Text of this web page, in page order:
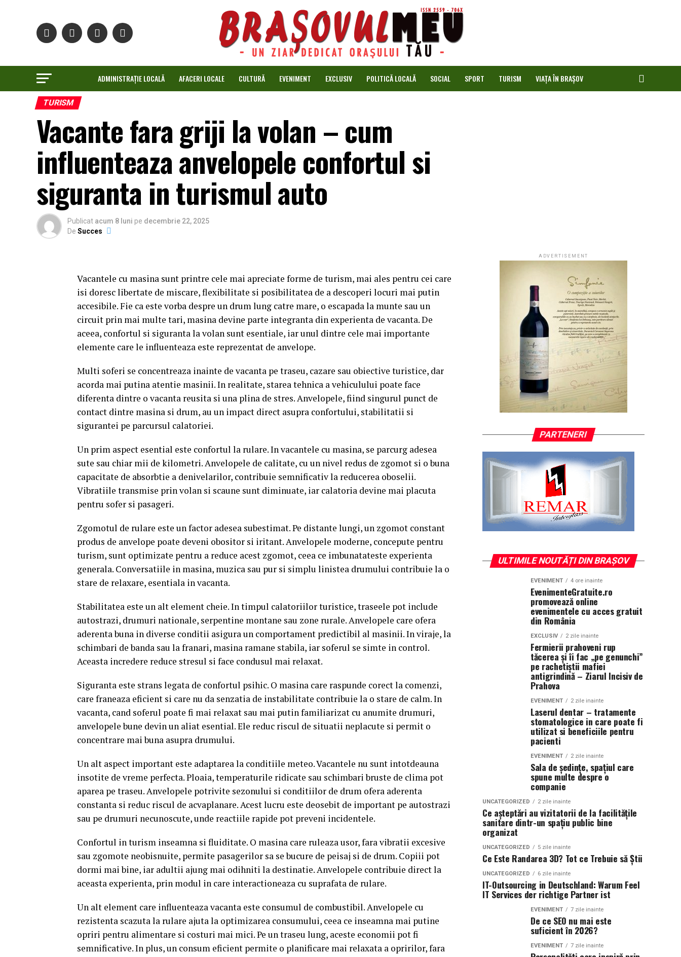
ADMINISTRAȚIE LOCALĂ AFACERI LOCALE CULTURĂ EVENIMENT EXCLUSIV POLITICĂ LOCALĂ SOCIAL SPORT TURISM VIAȚA ÎN BRAȘOV
TURISM
Vacante fara griji la volan – cum
influenteaza anvelopele confortul si
siguranta in turismul auto
Publicat acum 8 luni pe decembrie 22, 2025
De Succes
Vacantele cu masina sunt printre cele mai apreciate forme de turism, mai ales pentru cei care
isi doresc libertate de miscare, flexibilitate si posibilitatea de a descoperi locuri mai putin
accesibile. Fie ca este vorba despre un drum lung catre mare, o escapada la munte sau un
circuit prin mai multe tari, masina devine parte integranta din experienta de vacanta. De
aceea, confortul si siguranta la volan sunt esentiale, iar unul dintre cele mai importante
elemente care le influenteaza este reprezentat de anvelope.
Multi soferi se concentreaza inainte de vacanta pe traseu, cazare sau obiective turistice, dar
acorda mai putina atentie masinii. In realitate, starea tehnica a vehiculului poate face
diferenta dintre o vacanta reusita si una plina de stres. Anvelopele, fiind singurul punct de
contact dintre masina si drum, au un impact direct asupra confortului, stabilitatii si
sigurantei pe parcursul calatoriei.
Un prim aspect esential este confortul la rulare. In vacantele cu masina, se parcurg adesea
sute sau chiar mii de kilometri. Anvelopele de calitate, cu un nivel redus de zgomot si o buna
capacitate de absorbtie a denivelarilor, contribuie semnificativ la reducerea oboselii.
Vibratiile transmise prin volan si scaune sunt diminuate, iar calatoria devine mai placuta
pentru sofer si pasageri.
Zgomotul de rulare este un factor adesea subestimat. Pe distante lungi, un zgomot constant
produs de anvelope poate deveni obositor si iritant. Anvelopele moderne, concepute pentru
turism, sunt optimizate pentru a reduce acest zgomot, ceea ce imbunatateste experienta
generala. Conversatiile in masina, muzica sau pur si simplu linistea drumului contribuie la o
stare de relaxare, esentiala in vacanta.
Stabilitatea este un alt element cheie. In timpul calatoriilor turistice, traseele pot include
autostrazi, drumuri nationale, serpentine montane sau zone rurale. Anvelopele care ofera
aderenta buna in diverse conditii asigura un comportament predictibil al masinii. In viraje, la
schimbari de banda sau la franari, masina ramane stabila, iar soferul se simte in control.
Aceasta incredere reduce stresul si face condusul mai relaxat.
Siguranta este strans legata de confortul psihic. O masina care raspunde corect la comenzi,
care franeaza eficient si care nu da senzatia de instabilitate contribuie la o stare de calm. In
vacanta, cand soferul poate fi mai relaxat sau mai putin familiarizat cu anumite drumuri,
anvelopele bune devin un aliat esential. Ele reduc riscul de situatii neplacute si permit o
concentrare mai buna asupra drumului.
Un alt aspect important este adaptarea la conditiile meteo. Vacantele nu sunt intotdeauna
insotite de vreme perfecta. Ploaia, temperaturile ridicate sau schimbari bruste de clima pot
aparea pe traseu. Anvelopele potrivite sezonului si conditiilor de drum ofera aderenta
constanta si reduc riscul de acvaplanare. Acest lucru este deosebit de important pe autostrazi
sau pe drumuri necunoscute, unde reactiile rapide pot preveni incidentele.
Confortul in turism inseamna si fluiditate. O masina care ruleaza usor, fara vibratii excesive
sau zgomote neobisnuite, permite pasagerilor sa se bucure de peisaj si de drum. Copiii pot
dormi mai bine, iar adultii ajung mai odihniti la destinatie. Anvelopele contribuie direct la
aceasta experienta, prin modul in care interactioneaza cu suprafata de rulare.
Un alt element care influenteaza vacanta este consumul de combustibil. Anvelopele cu
rezistenta scazuta la rulare ajuta la optimizarea consumului, ceea ce inseamna mai putine
opriri pentru alimentare si costuri mai mici. Pe un traseu lung, aceste economii pot fi
semnificative. In plus, un consum eficient permite o planificare mai relaxata a opririlor, fara
ADVERTISEMENT
PARTENERI
ULTIMILE NOUTĂȚI DIN BRAȘOV
EVENIMENT 4 ore inainte
EvenimenteGratuite.ro
promovează online
evenimentele cu acces gratuit
din România
EXCLUSIV 2 zile inainte
Fermierii prahoveni rup
tăcerea și îi fac „pe genunchi”
pe rachetiștii mafiei
antigrindină – Ziarul Incisiv de
Prahova
EVENIMENT 2 zile inainte
Laserul dentar – tratamente
stomatologice in care poate fi
utilizat si beneficiile pentru
pacienti
EVENIMENT 2 zile inainte
Sala de ședințe, spațiul care
spune multe despre o
companie
UNCATEGORIZED 2 zile inainte
Ce așteptări au vizitatorii de la facilitățile
sanitare dintr-un spațiu public bine
organizat
UNCATEGORIZED 5 zile inainte
Ce Este Randarea 3D? Tot ce Trebuie să Știi
UNCATEGORIZED 6 zile inainte
IT-Outsourcing in Deutschland: Warum Feel
IT Services der richtige Partner ist
EVENIMENT 7 zile inainte
De ce SEO nu mai este
suficient în 2026?
EVENIMENT 7 zile inainte